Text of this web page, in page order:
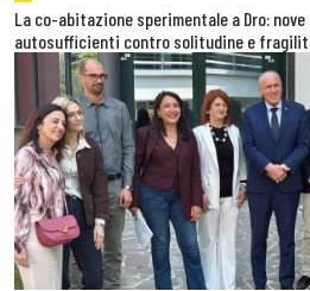
La co-abitazione sperimentale a Dro:
autosufficienti contro solitudine e